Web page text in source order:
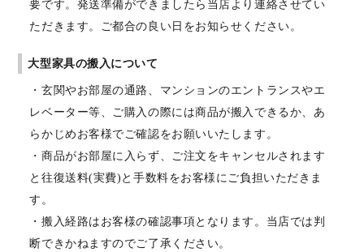
要です。発送準備ができましたら当店より連絡させてい
ただきます。ご都合の良い日をお知らせください。
大型家具の搬入について
・玄関やお部屋の通路、マンションのエントランスやエ
レベーター等、ご購入の際には商品が搬入できるか、あ
らかじめお客様でご確認をお願いいたします。
・商品がお部屋に入らず、ご注文をキャンセルされます
と往復送料(実費)と手数料をお客様にご負担いただきま
す。
・搬入経路はお客様の確認事項となります。当店では判
断できかねますのでご了承ください。